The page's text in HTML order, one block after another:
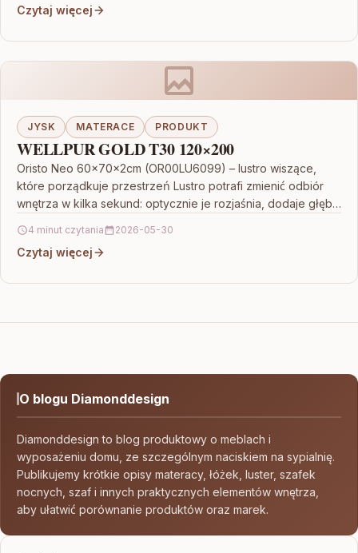
Czytaj więcej
JYSK MATERACE PRODUKT
WELLPUR GOLD T30 120×200
Oristo Neo 60x70x2cm (OR00LU6099) – lustro wiszące,
które porządkuje przestrzeń Lustro potrafi zmienić odbiór
wnętrza w kilka sekund: optycznie je rozjaśnia, dodaje głębi
4 minut czytania 2026-05-30
Czytaj więcej
O blogu Diamonddesign
Diamonddesign to blog produktowy o meblach i
wyposażeniu domu, ze szczególnym naciskiem na sypialnię.
Publikujemy krótkie opisy materacy, łóżek, luster, szafek
nocnych, szaf i innych praktycznych elementów wnętrza,
aby ułatwić porównanie produktów oraz marek.